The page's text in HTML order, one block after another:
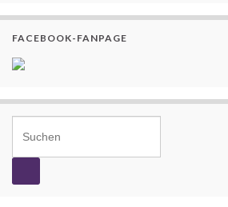
FACEBOOK-FANPAGE